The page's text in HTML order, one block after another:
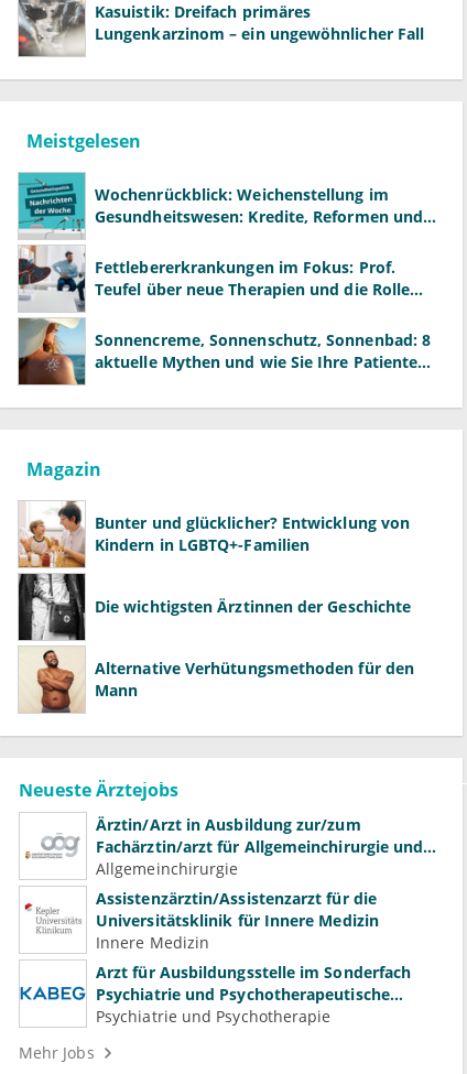
Kasuistik: Dreifach primäres
Lungenkarzinom – ein ungewöhnlicher Fall
Meistgelesen
Wochenrückblick: Weichenstellung im
Gesundheitswesen: Kredite, Reformen und
Fettlebererkrankungen im Fokus: Prof.
Teufel über neue Therapien und die Rolle
Sonnencreme, Sonnenschutz, Sonnenbad: 8
aktuelle Mythen und wie Sie Ihre Patienten
Magazin
Bunter und glücklicher? Entwicklung von
Kindern in LGBTQ+-Familien
Die wichtigsten Ärztinnen der Geschichte
Alternative Verhütungsmethoden für den
Mann
Neueste Ärztejobs
Ärztin/Arzt in Ausbildung zur/zum
Fachärztin/arzt für Allgemeinchirurgie und
Gefäßchirurgie
Allgemeinchirurgie
Assistenzärztin/Assistenzarzt für die
Universitätsklinik für Innere Medizin
Innere Medizin
Arzt für Ausbildungsstelle im Sonderfach
Psychiatrie und Psychotherapeutische
Medizin (m/w/d)
Psychiatrie und Psychotherapie
Mehr Jobs